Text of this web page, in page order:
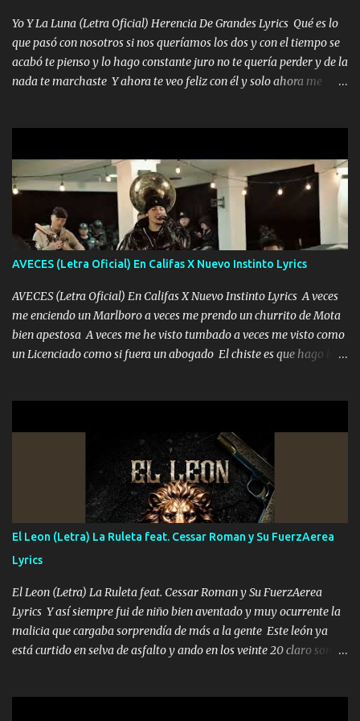
quiero que sea nunca con otra yo quiero llevarte a la Luna y si
quieres en ese momento te pido que seas mi esposa Chingada
madre no quiero dejar de tenerte no ayuda la p'uta loquera y al
chile quisiera ser menos de ti dependiente la pinche tristeza me
encierra princesa tu sabes que nunca saldras de mi mente Ella era
Yo Y La Luna (Letra Oficial) Herencia De Grandes Lyrics Qué es lo
que pasó con nosotros si nos queríamos los dos y con el tiempo se
acabó te pienso y lo hago constante juro no te quería perder y de la
nada te marchaste Y ahora te veo feliz con él y solo ahora me
pero eso ya no va a pasar me perderé en la soledad Porque me
mirabas bonito si yo no fui el final feliz el final fue triste pa mí Y
duele no tenerte aquí sabiendo que moría por ti yo y la luna
cantamos y por ti nos embriagamos Quién sabe qué será de mí si
contigo fui muy feliz a lo mejor no lloró pero muy en el fondo te
adoro
AVECES (Letra Oficial) En Califas X Nuevo Instinto Lyrics
AVECES (Letra Oficial) En Califas X Nuevo Instinto Lyrics A veces
me enciendo un Marlboro a veces me prendo un churrito de Mota
bien apestosa A veces me he visto tumbado a veces me visto como
un Licenciado como si fuera un abogado El chiste es que hago lo
corriente no quieren verte subir de level trucha mis plebes Música
A veces me pongo un sombrero a veces me ven la cachucha de lado
con la mirada siempre en alto A veces me fajó una super o a veces
me fajó una Glock siempre armado todas las generaciones yo
traigo El chiste es que hago lo que quiero pues así soy me mandó
yo tengo el control a todos yo les paro el dedo soy hocicon un
malcriado un malandrón Que Les importa no saben nada falsas
las risas las que me miran hay gente corriente no quieren ve...
El Leon (Letra) La Ruleta feat. Cessar Roman y Su FuerzAerea
Lyrics
El Leon (Letra) La Ruleta feat. Cessar Roman y Su FuerzAerea
Lyrics Y así siempre fui de niño bien aventado y muy ocurrente la
malicia que cargaba sorprendía de más a la gente Este león ya
está curtido en selva de asfalto y ando en los veinte 20 claro son